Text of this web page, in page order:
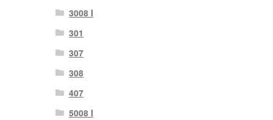
3008 I
301
307
308
407
5008 I